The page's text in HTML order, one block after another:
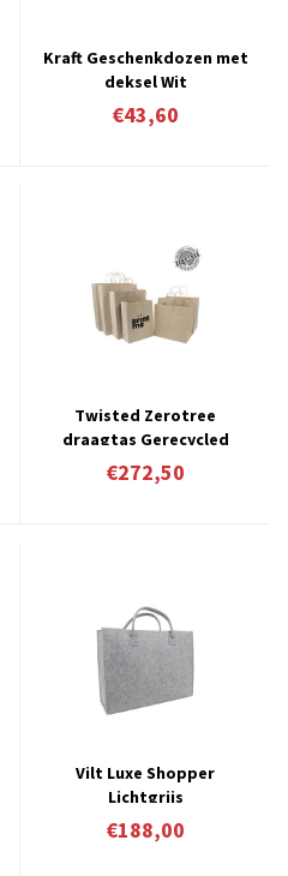
Kraft Geschenkdozen met
deksel Wit
€43,60
Twisted Zerotree
draagtas Gerecycled
graspapier bruingrijs 1
zijde bedrukt met uw logo
€272,50
Vilt Luxe Shopper
Lichtgrijs
€188,00